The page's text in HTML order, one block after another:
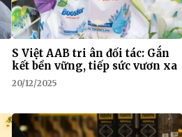
S Việt AAB tri ân đối tác: Gắn
kết bền vững, tiếp sức vươn xa
20/12/2025